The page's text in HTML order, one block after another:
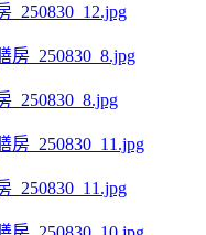
_250830_8.jpg